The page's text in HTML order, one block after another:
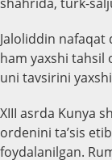
Jaloliddin
ham yaxshi tahsil
uni tavsirini
XIII asrda Kunya
ordenini ta’sis
foydalanilgan.